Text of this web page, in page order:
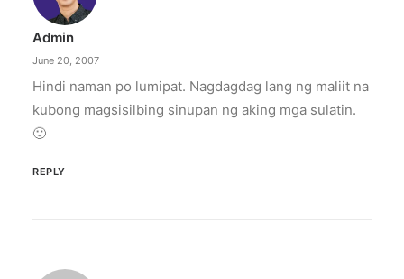
Admin
June 20, 2007
Hindi naman po lumipat. Nagdagdag lang ng maliit na
kubong magsisilbing sinupan ng aking mga sulatin.
🙂
REPLY